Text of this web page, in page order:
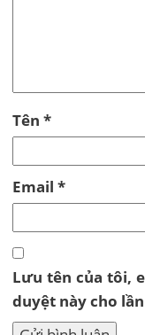
Tên*
Email*
Lưu tên của tôi,
duyệt này cho